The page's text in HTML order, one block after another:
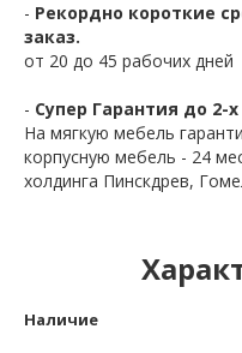
- Рекордно короткие
заказ.
от 20 до 45 рабочих дней
- Супер Гарантия до 2-х
На мягкую мебель
корпусную мебель - 24
холдинга Пинскдрев,
Наличие